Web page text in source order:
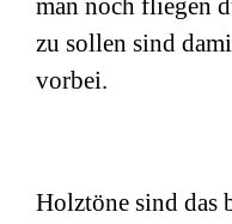
man noch fliegen
zu sollen sind
vorbei.
Holztöne sind das